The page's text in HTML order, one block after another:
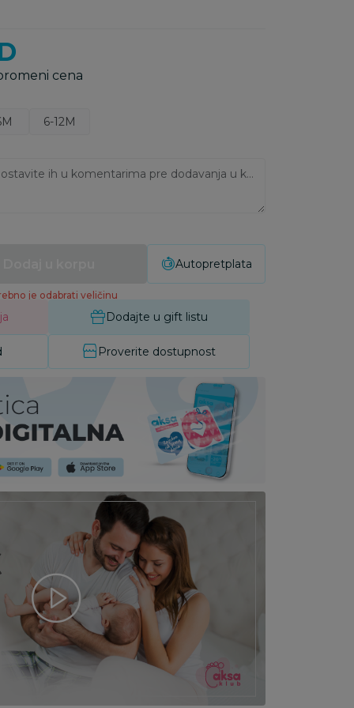
cena
6-12M
Ukoliko imate napomene, ostavite ih u komentarima pre dodavanja u korpu:
je odabrati veličinu
Autopretplata
Dodajte u gift listu
Proverite dostupnost